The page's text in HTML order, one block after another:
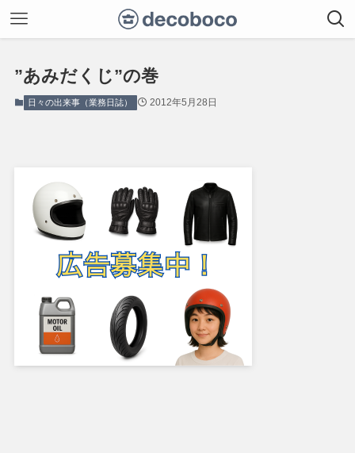
”あみだくじ”の巻
日々の出来事（業務日誌） 2012年5月28日